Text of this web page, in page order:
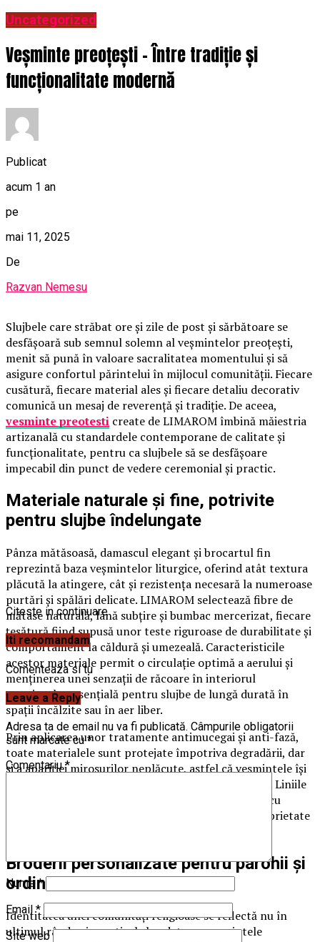
Uncategorized
Veșminte preoțești – Între tradiție și
funcționalitate modernă
Publicat
acum 1 an
pe
mai 11, 2025
De
Razvan Nemesu
Slujbele care străbat ore și zile de post și sărbătoare se
desfășoară sub semnul solemn al veșmintelor preoțești,
menit să pună în valoare sacralitatea momentului și să
asigure confortul părintelui în mijlocul comunității. Fiecare
cusătură, fiecare material ales și fiecare detaliu decorativ
comunică un mesaj de reverență și tradiție. De aceea,
vesminte preotesti create de LIMAROM îmbină măiestria
artizanală cu standardele contemporane de calitate și
funcționalitate, pentru ca slujbele să se desfășoare
impecabil din punct de vedere ceremonial și practic.
Materiale naturale și fine, potrivite
pentru slujbe îndelungate
Pânza mătăsoasă, damascul elegant și brocartul fin
reprezintă baza veșmintelor liturgice, oferind atât textura
plăcută la atingere, cât și rezistența necesară la numeroase
purtări și spălări delicate. LIMAROM selectează fibre de
mătase naturală, lână subțire și bumbac mercerizat, fiecare
țesătură fiind supusă unor teste riguroase de durabilitate și
comportament la căldură și umezeală. Caracteristicile
acestor materiale permit o circulație optimă a aerului și
menținerea unei senzații de răcoare în interiorul
veșmintelor, esențială pentru slujbe de lungă durată în
spații încălzite sau în aer liber.
Prin aplicarea unor tratamente antimucegai și anti-fază,
toate materialele sunt protejate împotriva degradării, dar
și a apariției mirosurilor neplăcute, astfel că vesmintele își
păstrează aspectul și prospețimea timp îndelungat. Liniile
curate ale țesăturilor naturale se îmbină armonios cu
detaliile ornamentale, oferind un echilibru între sobrietate
Broderii personalizate pentru parohii și
ordine
Identitatea unei comunități religioase se reflectă nu în
ultimul rând prin motivele brodate pe veșmintele
Citeste in continuare
Iti recomandam
Comenteaza si tu
Leave a Reply
Adresa ta de email nu va fi publicată. Câmpurile obligatorii
sunt marcate cu*
Comentariu*
Nume*
Email*
Site web